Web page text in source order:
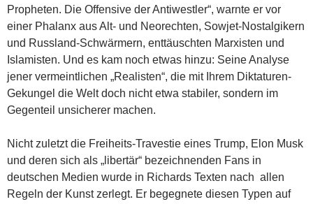
Propheten. Die Offensive der Antiwestler“, warnte er vor
einer Phalanx aus Alt- und Neorechten, Sowjet-Nostalgikern
und Russland-Schwärmern, enttäuschten Marxisten und
Islamisten. Und es kam noch etwas hinzu: Seine Analyse
jener vermeintlichen „Realisten“, die mit Ihrem Diktaturen-
Gekungel die Welt doch nicht etwa stabiler, sondern im
Gegenteil unsicherer machen.
Nicht zuletzt die Freiheits-Travestie eines Trump, Elon Musk
und deren sich als „libertär“ bezeichnenden Fans in
deutschen Medien wurde in Richards Texten nach allen
Regeln der Kunst zerlegt. Er begegnete diesen Typen auf